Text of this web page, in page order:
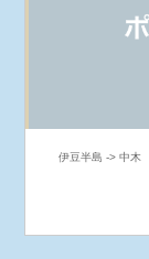
伊豆半島 -> 中木